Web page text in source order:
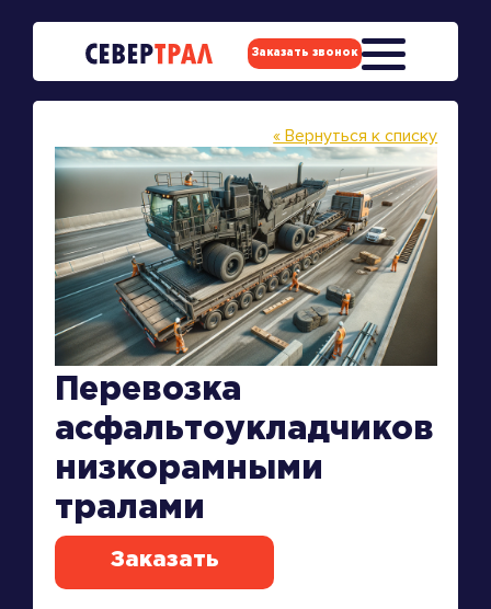
Заказать звонок
« Вернуться к списку
Перевозка
асфальтоукладчиков
низкорамными
тралами
Заказать